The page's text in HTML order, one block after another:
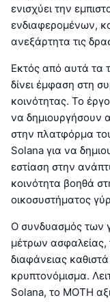
ενισχύει την
ενδιαφερομένων,
ανεξάρτητα τις
Εκτός από αυτά τα
δίνει έμφαση στη
κοινότητας. Το
να δημιουργήσουν
στην πλατφόρμα
Solana για να
εστίαση στην
κοινότητα βοηθά
οικοσυστήματος
Ο συνδυασμός των
μέτρων ασφαλείας,
διαφάνειας
κρυπτονόμισμα.
Solana, το MOTH